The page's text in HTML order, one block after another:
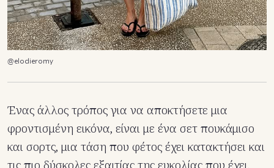
@elodieromy
Ένας άλλος τρόπος για να αποκτήσετε μια
φροντισμένη εικόνα, είναι με ένα σετ πουκάμισο
και σορτς, μια τάση που φέτος έχει κατακτήσει και